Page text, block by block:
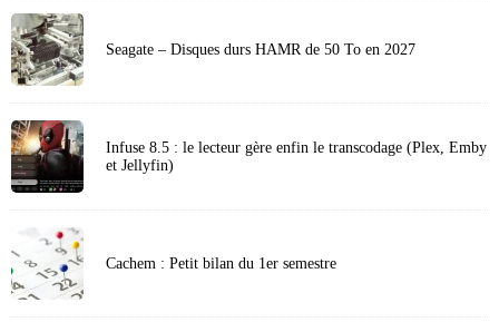
Seagate – Disques durs HAMR de 50 To en 2027
Infuse 8.5 : le lecteur gère enfin le transcodage (Plex, Emby
et Jellyfin)
Cachem : Petit bilan du 1er semestre